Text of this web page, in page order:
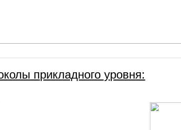
прикладного уровня: